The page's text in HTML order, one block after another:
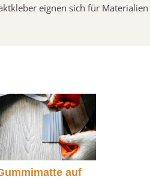
eignen sich für
auf